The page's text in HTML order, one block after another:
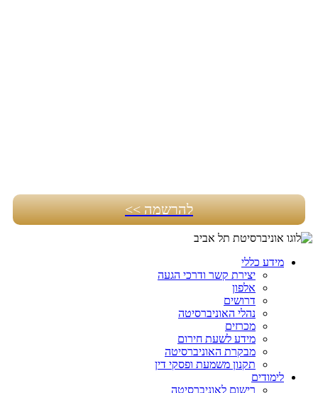
להרשמה >>
מידע כללי
יצירת קשר ודרכי הגעה
אלפון
דרושים
נהלי האוניברסיטה
מכרזים
מידע לשעת חירום
מבקרת האוניברסיטה
תקנון משמעת ופסקי דין
לימודים
רישום לאוניברסיטה